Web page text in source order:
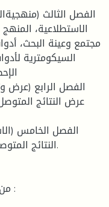
الفصل الثالث
الاستطلاعية،
مجتمع وعينة البحث،
السيكومترية
الفصل الرابع (عرض
عرض النتائج
الفصل الخامس
النتائج